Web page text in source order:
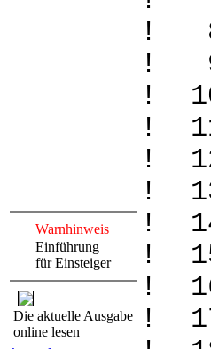
Warnhinweis
Einführung
für Einsteiger
Die aktuelle Ausgabe
online lesen
!
!
!
!
!
!
!
!
!
!